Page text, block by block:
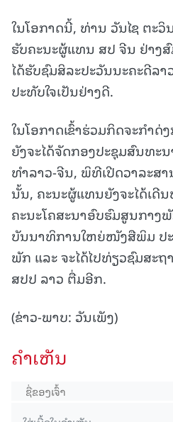
ໃນໂອກາດນີ້, ທ່ານ ວັນໄຊ ຕະ
ຮັບຄະນະຜູ້ແທນ ສປ ຈີນ ຢ່າງ
ໄດ້ຮັບຊົມສິລະປະວັນນະຄະດີລາ
ປະທັບໃຈເປັນຢ່າງດີ.
ໃນໂອກາດເຂົ້າຮ່ວມກິດຈະກໍາ
ຍັງຈະໄດ້ຈັດກອງປະຊຸມສົນທະ
ທໍາລາວ-ຈີນ, ພິທີເປີດວາລະສ
ນັ້ນ, ຄະນະຜູ້ແທນຍັງຈະໄດ້ເດີ
ຄະນະໂຄສະນາອົບຮົມສູນກາງ
ບັນນາທິການໃຫຍ່ໜັງສືພິມ ປ
ພັກ ແລະ ຈະໄດ້ໄປທ່ຽວຊົມສະ
ສປປ ລາວ ຕື່ມອີກ.
(ຂ່າວ-ພາບ: ວັນເພັງ)
ຄໍາເຫັນ